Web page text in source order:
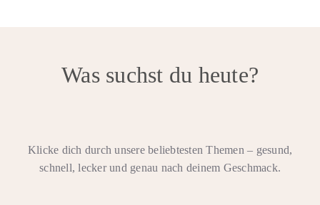
Was suchst du heute?
Klicke dich durch unsere beliebtesten Themen – gesund,
schnell, lecker und genau nach deinem Geschmack.